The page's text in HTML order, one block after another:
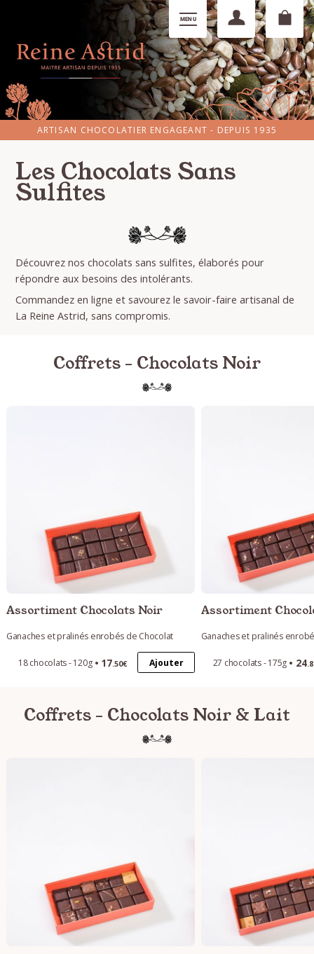
ARTISAN CHOCOLATIER ENGAGEANT - DEPUIS 1935
Les Chocolats Sans
Sulfites
Découvrez nos chocolats sans sulfites, élaborés pour
répondre aux besoins des intolérants.
Commandez en ligne et savourez le savoir-faire artisanal de
La Reine Astrid, sans compromis.
Coffrets - Chocolats Noir
Assortiment Chocolats Noir
Ganaches et pralinés enrobés de Chocolat
18 chocolats - 120g 17.50€ Ajouter
Assortiment
Ganaches et pralinés
27 chocolats - 175g 24
Coffrets - Chocolats Noir & Lait